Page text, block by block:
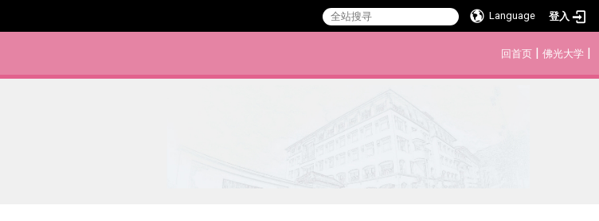
Language 登入
回首页 | 佛光大学 |